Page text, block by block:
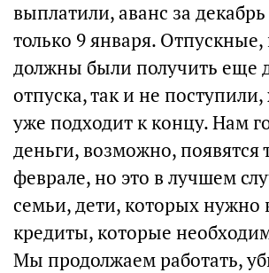
выплатили, аванс за
только 9 января.
должны были получить еще
отпуска, так и не поступили,
уже подходит к концу. Нам
деньги, возможно, появятся
феврале, но это в лучшем
семьи, дети, которых нужно
кредиты, которые
Мы продолжаем работать,